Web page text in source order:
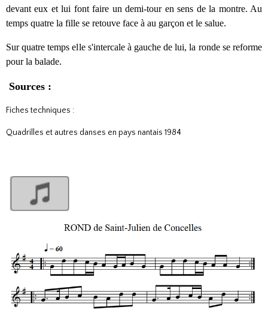
devant eux et lui font faire un demi-tour en sens de la montre. Au
temps quatre la fille se retouve face à au garçon et le salue.
Sur quatre temps elle s'intercale à gauche de lui, la ronde se reforme
pour la balade.
Sources :
Fiches techniques :
Quadrilles et autres danses en pays nantais 1984